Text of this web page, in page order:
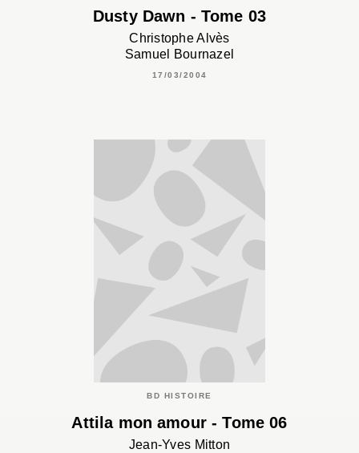
Dusty Dawn - Tome 03
Christophe Alvès
Samuel Bournazel
17/03/2004
BD HISTOIRE
Attila mon amour - Tome 06
Jean-Yves Mitton